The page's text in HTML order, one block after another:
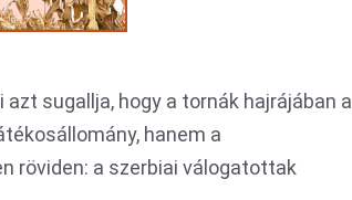
sugallja, hogy a tornák hajrájában a
hanem a
röviden: a szerbiai válogatottak